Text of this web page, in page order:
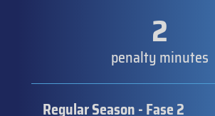
2
penalty minutes
Regular Season - Fase 2